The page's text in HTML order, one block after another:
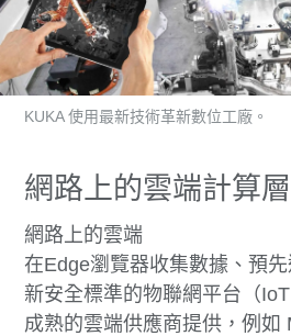
KUKA 使用最新技術革新數位工廠。
網路上的雲端計算層
網路上的雲端
在Edge瀏覽器收集數據、預
新安全標準的物聯網平台（
成熟的雲端供應商提供，例如